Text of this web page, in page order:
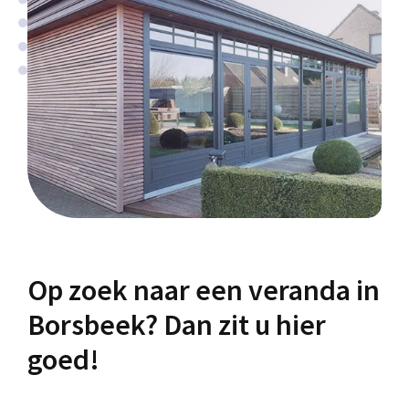
Op zoek naar een veranda in
Borsbeek? Dan zit u hier
goed!